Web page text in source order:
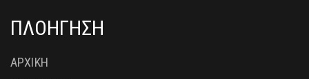
ΠΛΟΗΓΗΣΗ
ΑΡΧΙΚΗ